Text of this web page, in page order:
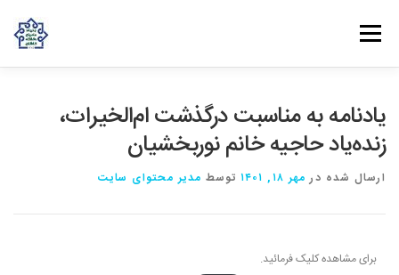
فهرست
یادنامه به مناسبت درگذشت ام‌الخیرات،
زنده‌یاد حاجیه خانم نوربخشیان
ارسال شده در مهر ۱۸, ۱۴۰۱ توسط مدیر محتوای سایت
برای مشاهده کلیک فرمائید.